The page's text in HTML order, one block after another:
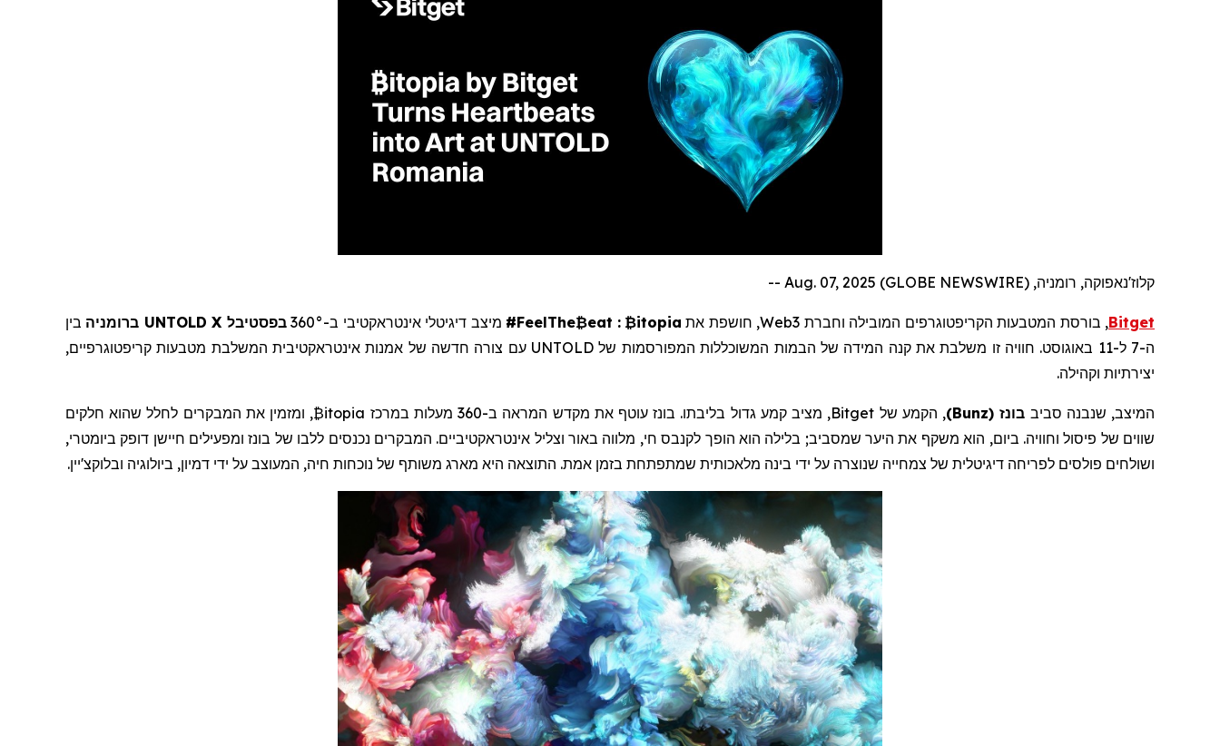
קלוז'נאפוקה, רומניה, Aug. 07, 2025 (GLOBE NEWSWIRE) --
Bitget, בורסת המטבעות הקריפטוגרפים המובילה וחברת Web3
, חושפת את ₿itopia
:
#FeelThe₿eat מיצב דיגיטלי אינטראקטיבי ב-360° בפסטיבל UNTOLD X ברומניה
בין
ה-7 ל-11 באוגוסט. חוויה זו משלבת את קנה המידה של הבמות המשוכללות המפורסמות של UNTOLD עם צורה חדשה של אמנות אינטראקטיבית המשלבת מטבעות
קריפטוגרפיים,
יצירתיות וקהילה.
המיצב, שנבנה סביב בונז(
Bunz
), הקמע של Bitget, מציב קמע גדול בליבתו. בונזעוטף את מקדש המראה ב-360 מעלות במרכז ₿itopia, ומזמין את המבקרים לחלל שהוא חלקים
שווים של פיסול וחוויה. ביום, הוא משקף את היער שמסביב; בלילה הוא הופך לקנבס חי, מלווה באור וצליל אינטראקטיביים. המבקרים נכנסים ללבו של בונזומפעילים חיישן דופק ביומטרי,
ושולחים פולסים לפריחה דיגיטלית של צמחייה שנוצרה על ידי בינה מלאכותית שמתפתחת בזמן אמת. התוצאה היא מארג משותף של נוכחות חיה, המעוצב על ידי דמיון, ביולוגיה ובלוקצ'יין.